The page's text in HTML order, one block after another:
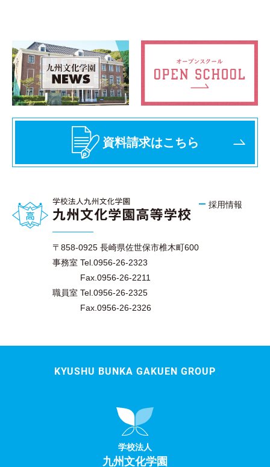
資料請求はこちら
〒858-0925 長崎県佐世保市椎木町600
事務室 Tel.0956-26-2323
Fax.0956-26-2211
職員室 Tel.0956-26-2325
Fax.0956-26-2326
採用情報
KYUSHU BUNKA GAKUEN GROUP
学校法人
九州文化学園